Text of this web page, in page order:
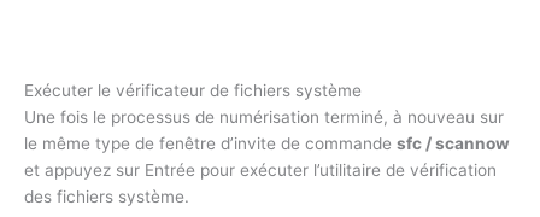
Exécuter le vérificateur de fichiers système
Une fois le processus de numérisation terminé, à nouveau sur
le même type de fenêtre d’invite de commande sfc / scannow
et appuyez sur Entrée pour exécuter l’utilitaire de vérification
des fichiers système.